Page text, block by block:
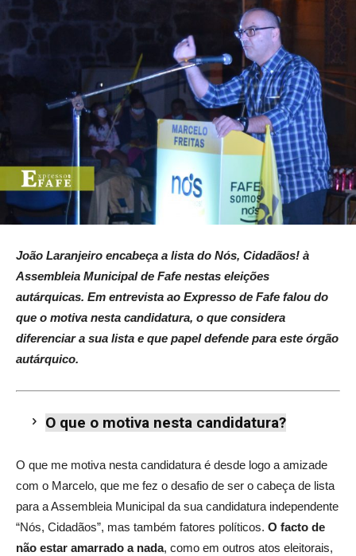
João Laranjeiro encabeça a lista do Nós, Cidadãos! à
Assembleia Municipal de Fafe nestas eleições
autárquicas. Em entrevista ao Expresso de Fafe falou do
que o motiva nesta candidatura, o que considera
diferenciar a sua lista e que papel defende para este órgão
autárquico.
O que o motiva nesta candidatura?
O que me motiva nesta candidatura é desde logo a amizade
com o Marcelo, que me fez o desafio de ser o cabeça de lista
para a Assembleia Municipal da sua candidatura independente
“Nós, Cidadãos”, mas também fatores políticos. O facto de
não estar amarrado a nada, como em outros atos eleitorais,